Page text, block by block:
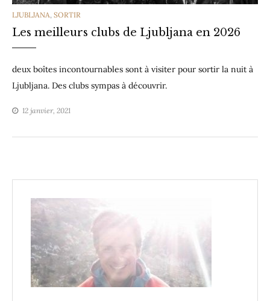
CATEGORIES
LJUBLJANA, SORTIR
Les meilleurs clubs de Ljubljana en 2026
deux boîtes incontournables sont à visiter pour sortir la nuit à
Ljubljana. Des clubs sympas à découvrir.
12 janvier, 2021